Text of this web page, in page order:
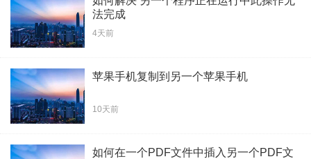
法完成
4天前
苹果手机复制到另一个苹果手机
10天前
如何在一个PDF文件中插入另一个PDF文